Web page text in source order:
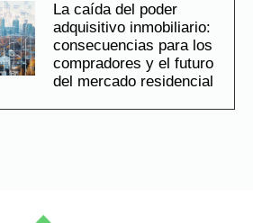
La caída del poder
adquisitivo inmobiliario:
consecuencias para los
compradores y el futuro
del mercado residencial